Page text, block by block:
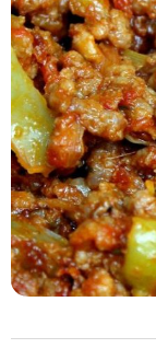
Doce
Pão
Salada
Almoço
Cocada